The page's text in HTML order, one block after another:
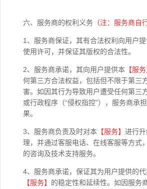
六、服务商的权利义务 （注：服务商自
1、服务商保证，其有合法权利向用户
使用许可，并保证其版权的合法性。
2、服务商承诺，其向用户提供本 【服务
何第三方合法权益，包括但不限于第三
害。如因其行为导致用户遭受任何第三
或行政程序（“侵权指控”），服务商承
果。
3、服务商负责及时对本 【服务】 进行
理，并通过客服电话、在线客服等方式
的咨询及技术支持服务。
4、服务商承诺，保证其为用户提供的
【服务】 的稳定性和延续性。如因服务